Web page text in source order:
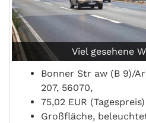
Viel gesehene
Bonner Str aw (B 9)/
207, 56070,
75,02 EUR (Tagespreis)
Großfläche,